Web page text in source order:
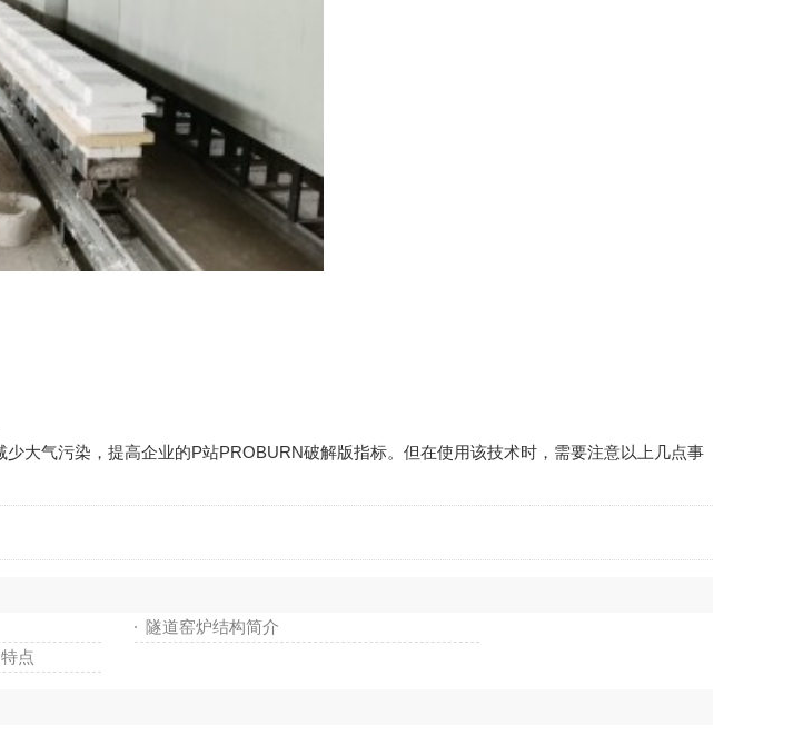
气污染，提高企业的P站PROBURN破解版指标。但在使用该技术时，需要注意以上几点事
隧道窑炉结构简介
点